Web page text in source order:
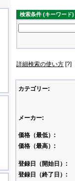
検索条件 (キーワード
詳細検索の使い方 [?]
カテゴリー:
メーカー:
価格（最低）:
価格（最高）:
登録日（開始日）:
登録日（終了日）: